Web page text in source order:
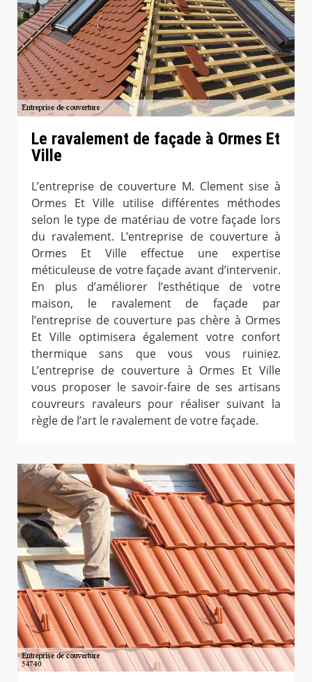
Le ravalement de façade à Ormes Et
Ville
L’entreprise de couverture M. Clement sise à
Ormes Et Ville utilise différentes méthodes
selon le type de matériau de votre façade lors
du ravalement. L’entreprise de couverture à
Ormes Et Ville effectue une expertise
méticuleuse de votre façade avant d’intervenir.
En plus d’améliorer l’esthétique de votre
maison, le ravalement de façade par
l’entreprise de couverture pas chère à Ormes
Et Ville optimisera également votre confort
thermique sans que vous vous ruiniez.
L’entreprise de couverture à Ormes Et Ville
vous proposer le savoir-faire de ses artisans
couvreurs ravaleurs pour réaliser suivant la
règle de l’art le ravalement de votre façade.